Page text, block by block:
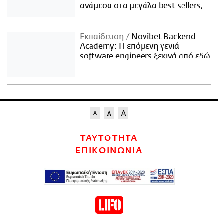
ανάμεσα στα μεγάλα best sellers;
Εκπαίδευση
Novibet Backend
Academy: Η επόμενη γενιά
software engineers ξεκινά από εδώ
ΤΑΥΤΟΤΗΤΑ
ΕΠΙΚΟΙΝΩΝΙΑ